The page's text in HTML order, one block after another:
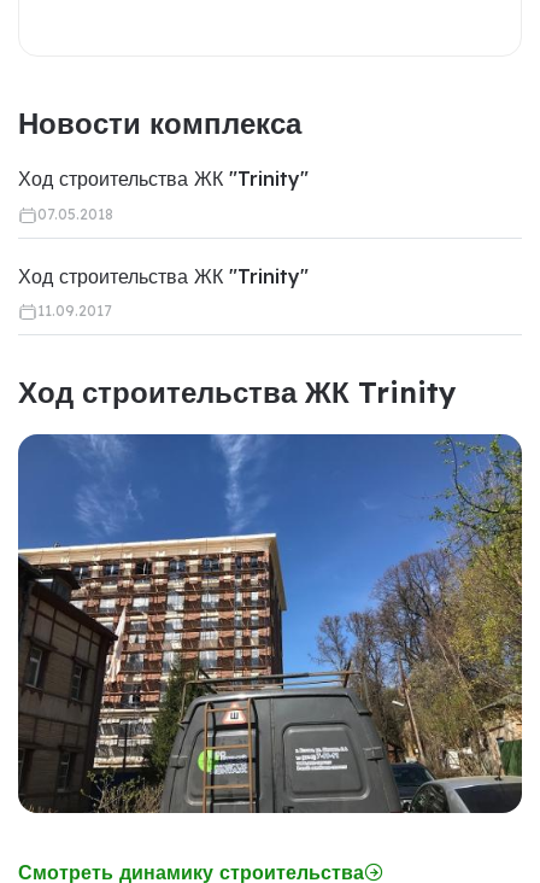
Новости комплекса
Ход строительства ЖК "Trinity"
07.05.2018
Ход строительства ЖК "Trinity"
11.09.2017
Ход строительства ЖК Trinity
Смотреть динамику строительства